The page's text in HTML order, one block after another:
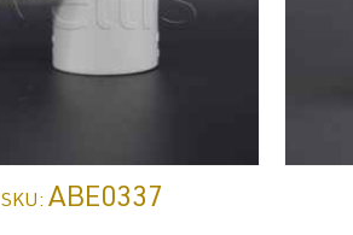
SKU: ABE0337